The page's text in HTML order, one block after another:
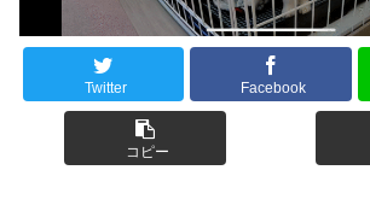
Twitter Facebook
コピー